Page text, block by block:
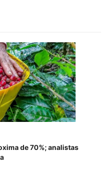
de 70%; analistas